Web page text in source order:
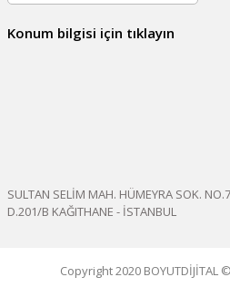
Konum bilgisi için tıklayın
SULTAN SELİM MAH. HÜMEYRA SOK.
D.201/B KAĞITHANE - İSTANBUL
Copyright 2020 BOYUTDİJİTAL